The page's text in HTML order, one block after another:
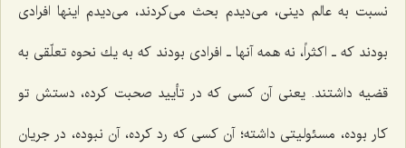
نسبت به عالم دینی، می‌دیدم بحث می‌كردند، می‌دیدم اینها افرادی
بودند كه ـ اكثراً، نه همه آنها ـ افرادی بودند كه به یك نحوه تعلّقی به
قضیه داشتند. یعنی آن كسی كه در تأیید صحبت كرده، دستش تو
كار بوده، مسئولیتی داشته؛ آن كسی كه رد كرده، آن نبوده، در جریان